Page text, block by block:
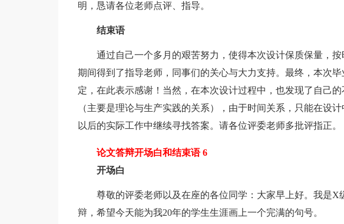
明，恳请各位老师点评、指导。
结束语
通过自己一个多月的艰苦努力，使得本次设计保质保量，按
期间得到了指导老师，同事们的关心与大力支持。最终，本次
定，在此表示感谢！当然，在本次设计过程中，也发现了自己
（主要是理论与生产实践的关系），由于时间关系，只能在设
以后的实际工作中继续寻找答案。请各位评委老师多批评指正。
论文答辩开场白和结束语 6
开场白
尊敬的评委老师以及在座的各位同学：大家早上好。我是X
辩，希望今天能为我20年的学生生涯画上一个完满的句号。